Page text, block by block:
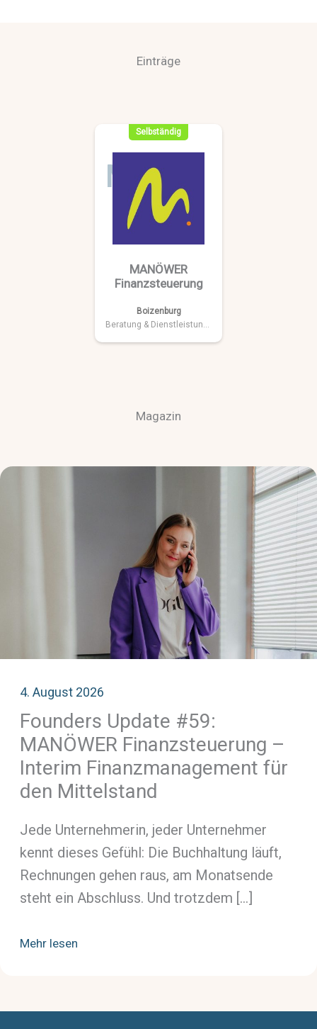
Einträge
Selbständig
M
MANÖWER
Finanzsteuerung
Boizenburg
Beratung & Dienstleistungen
Magazin
4. August 2026
Founders Update #59:
MANÖWER Finanzsteuerung –
Interim Finanzmanagement für
den Mittelstand
Jede Unternehmerin, jeder Unternehmer
kennt dieses Gefühl: Die Buchhaltung läuft,
Rechnungen gehen raus, am Monatsende
steht ein Abschluss. Und trotzdem […]
Mehr lesen